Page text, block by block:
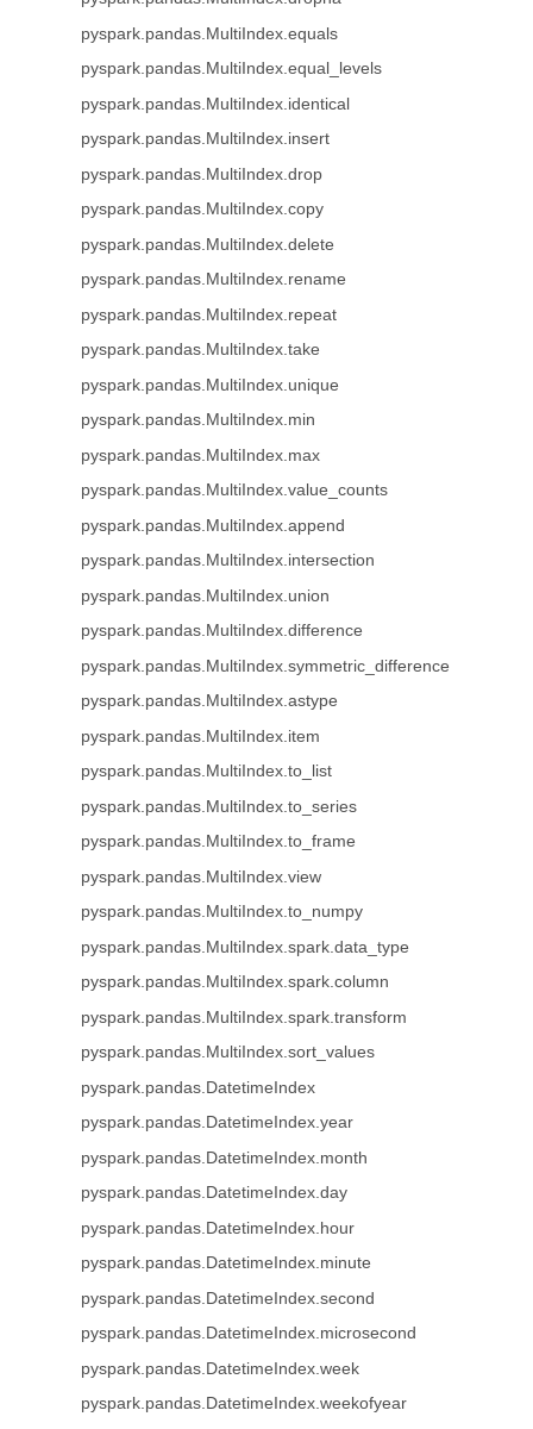
pyspark.pandas.MultiIndex.equals
pyspark.pandas.MultiIndex.equal_levels
pyspark.pandas.MultiIndex.identical
pyspark.pandas.MultiIndex.insert
pyspark.pandas.MultiIndex.drop
pyspark.pandas.MultiIndex.copy
pyspark.pandas.MultiIndex.delete
pyspark.pandas.MultiIndex.rename
pyspark.pandas.MultiIndex.repeat
pyspark.pandas.MultiIndex.take
pyspark.pandas.MultiIndex.unique
pyspark.pandas.MultiIndex.min
pyspark.pandas.MultiIndex.max
pyspark.pandas.MultiIndex.value_counts
pyspark.pandas.MultiIndex.append
pyspark.pandas.MultiIndex.intersection
pyspark.pandas.MultiIndex.union
pyspark.pandas.MultiIndex.difference
pyspark.pandas.MultiIndex.symmetric_difference
pyspark.pandas.MultiIndex.astype
pyspark.pandas.MultiIndex.item
pyspark.pandas.MultiIndex.to_list
pyspark.pandas.MultiIndex.to_series
pyspark.pandas.MultiIndex.to_frame
pyspark.pandas.MultiIndex.view
pyspark.pandas.MultiIndex.to_numpy
pyspark.pandas.MultiIndex.spark.data_type
pyspark.pandas.MultiIndex.spark.column
pyspark.pandas.MultiIndex.spark.transform
pyspark.pandas.MultiIndex.sort_values
pyspark.pandas.DatetimeIndex
pyspark.pandas.DatetimeIndex.year
pyspark.pandas.DatetimeIndex.month
pyspark.pandas.DatetimeIndex.day
pyspark.pandas.DatetimeIndex.hour
pyspark.pandas.DatetimeIndex.minute
pyspark.pandas.DatetimeIndex.second
pyspark.pandas.DatetimeIndex.microsecond
pyspark.pandas.DatetimeIndex.week
pyspark.pandas.DatetimeIndex.weekofyear